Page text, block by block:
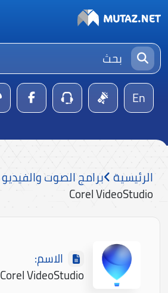
En
الرئيسية برامج الصوت والفيديو
Corel VideoStudio
الاسم:
Corel VideoStudio